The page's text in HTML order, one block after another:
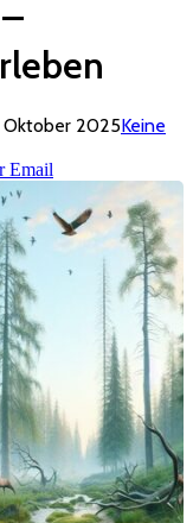
Oktober 2025Keine
Email